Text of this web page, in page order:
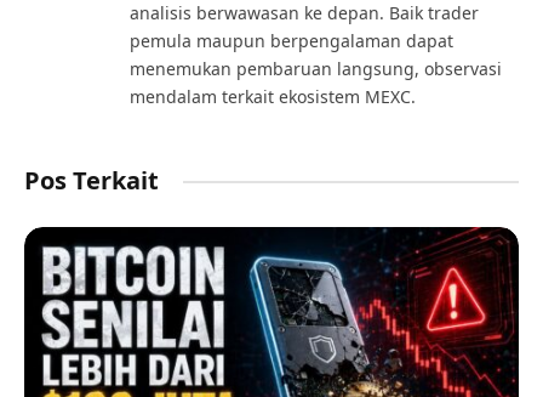
analisis berwawasan ke depan. Baik trader
pemula maupun berpengalaman dapat
menemukan pembaruan langsung, observasi
mendalam terkait ekosistem MEXC.
Pos Terkait